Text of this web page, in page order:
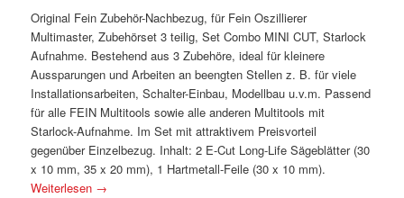
Original Fein Zubehör-Nachbezug, für Fein Oszillierer
Multimaster, Zubehörset 3 teilig, Set Combo MINI CUT, Starlock
Aufnahme. Bestehend aus 3 Zubehöre, ideal für kleinere
Aussparungen und Arbeiten an beengten Stellen z. B. für viele
Installationsarbeiten, Schalter-Einbau, Modellbau u.v.m. Passend
für alle FEIN Multitools sowie alle anderen Multitools mit
Starlock-Aufnahme. Im Set mit attraktivem Preisvorteil
gegenüber Einzelbezug. Inhalt: 2 E-Cut Long-Life Sägeblätter (30
x 10 mm, 35 x 20 mm), 1 Hartmetall-Feile (30 x 10 mm).
Weiterlesen →